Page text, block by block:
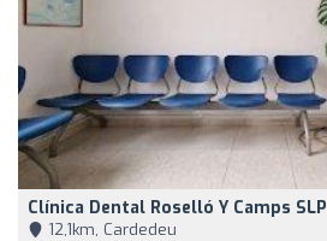
Clínica Dental Roselló Y Camps SLP
12,1km, Cardedeu